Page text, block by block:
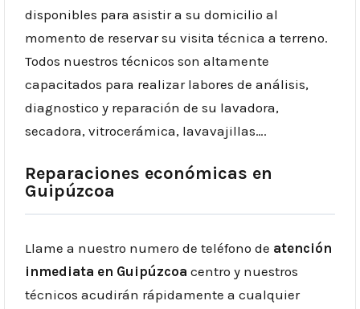
disponibles para asistir a su domicilio al
momento de reservar su visita técnica a terreno.
Todos nuestros técnicos son altamente
capacitados para realizar labores de análisis,
diagnostico y reparación de su lavadora,
secadora, vitrocerámica, lavavajillas….
Reparaciones económicas en
Guipúzcoa
Llame a nuestro numero de teléfono de atención
inmediata en Guipúzcoa centro y nuestros
técnicos acudirán rápidamente a cualquier